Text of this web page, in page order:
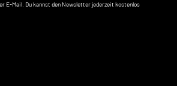
E-Mail. Du kannst den Newsletter jederzeit kostenlos